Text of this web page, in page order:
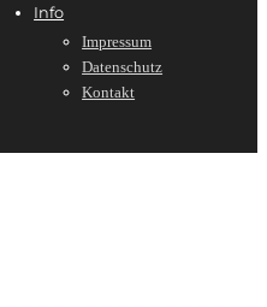
Info
Impressum
Datenschutz
Kontakt